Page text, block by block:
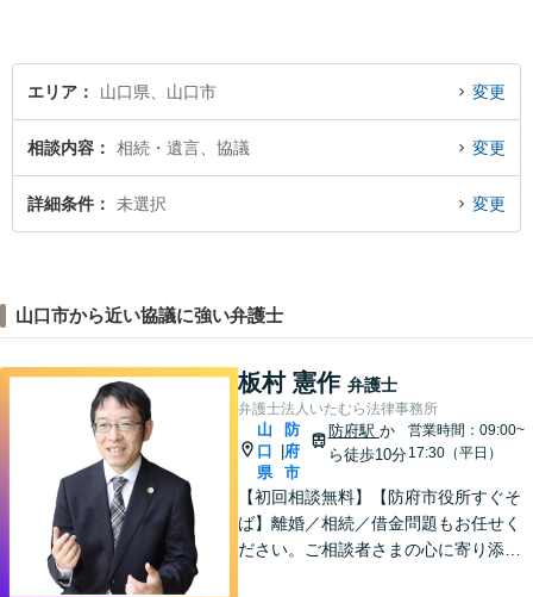
エリア 山口県、山口市 変更
相談内容 相続・遺言、協議 変更
詳細条件 未選択 変更
山口市から近い協議に強い弁護士
板村 憲作 弁護士
弁護士法人いたむら法律事務所
山
口
県
防
府
市
防府駅 か
ら徒歩10分
営業時間：09:00~
17:30（平日）
【初回相談無料】【防府市役所すぐそ
ば】離婚／相続／借金問題もお任せく
ださい。ご相談者さまの心に寄り添っ